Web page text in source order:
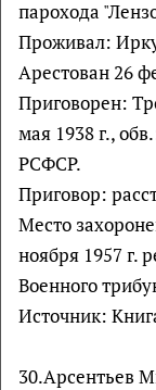
парохода
Проживал:
Арестован 26
Приговорен:
мая 1938 г.,
РСФСР.
Приговор:
Место
ноября 1957 г.
Военного
Источник:
30.Арсентьев